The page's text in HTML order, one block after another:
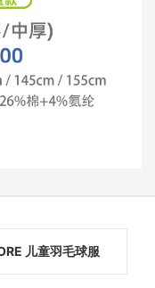
儿童羽毛球服